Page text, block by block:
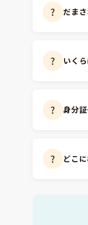
? だま
? いく
? 身分
? どこ